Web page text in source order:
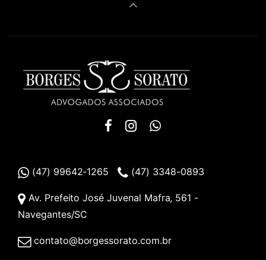
(47) 99642-1265 (47) 3348-0893
Av. Prefeito José Juvenal Mafra, 561 -
Navegantes/SC
contato@borgessorato.com.br